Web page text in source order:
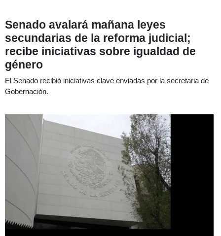
Senado avalará mañana leyes
secundarias de la reforma judicial;
recibe iniciativas sobre igualdad de
género
El Senado recibió iniciativas clave enviadas por la secretaria de
Gobernación.